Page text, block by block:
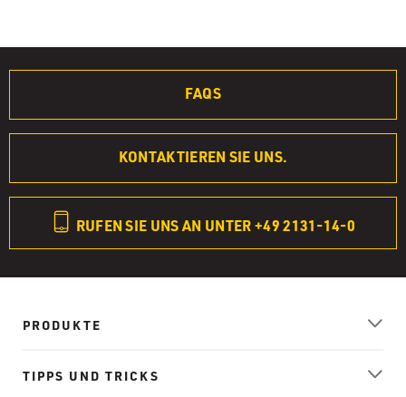
FAQS
KONTAKTIEREN SIE UNS.
RUFEN SIE UNS AN UNTER +49 2131-14-0
PRODUKTE
TIPPS UND TRICKS